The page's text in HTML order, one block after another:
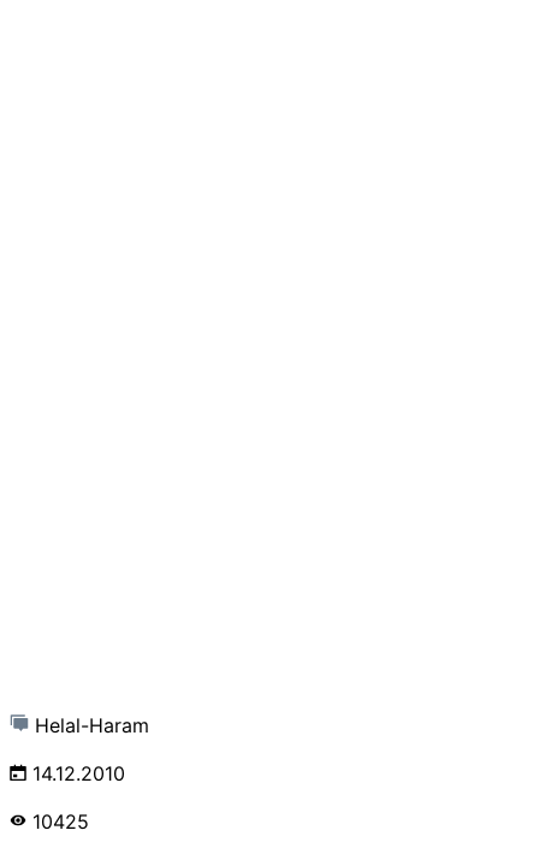
Helal-Haram
14.12.2010
10425